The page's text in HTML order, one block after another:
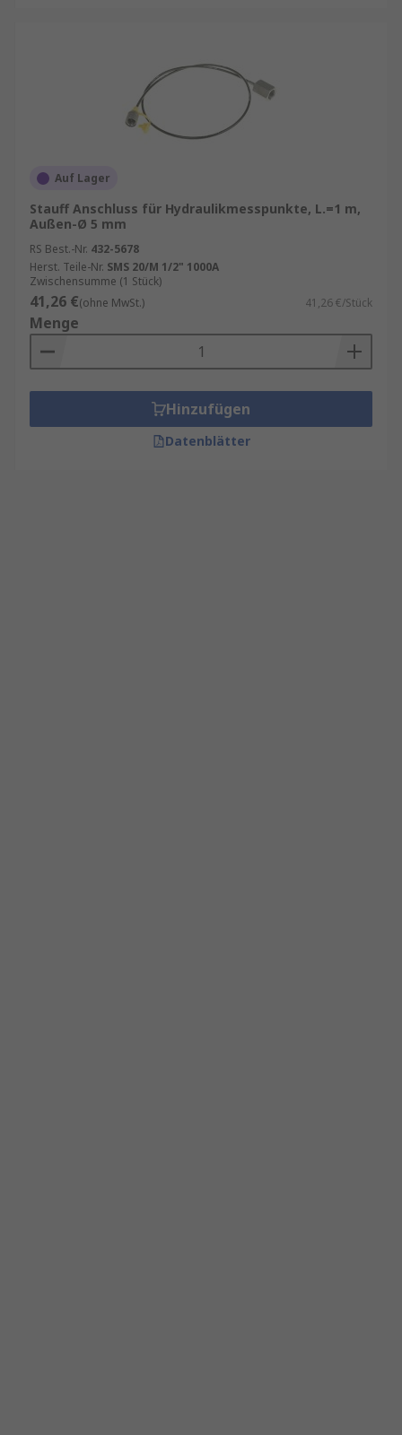
Auf Lager
Stauff Anschluss für Hydraulikmesspunkte, L.=1 m,
Außen-Ø 5 mm
RS Best.-Nr. 432-5678
Herst. Teile-Nr. SMS 20/M 1/2" 1000A
Zwischensumme (1 Stück)
41,26 €(ohne MwSt.) 41,26 €/Stück
Menge
Hinzufügen
Datenblätter